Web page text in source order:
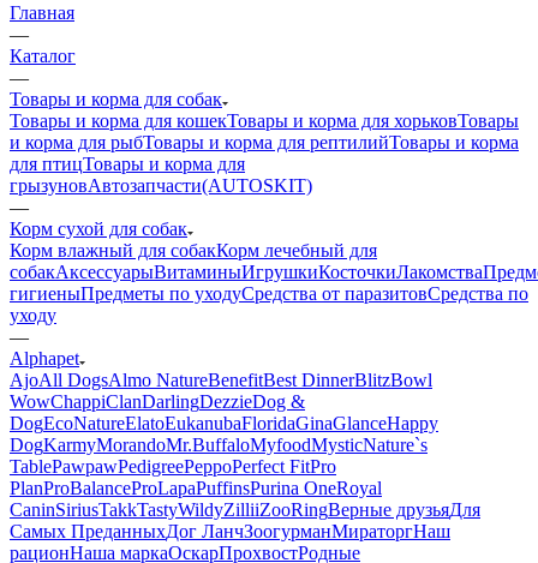
Главная
—
Каталог
—
Товары и корма для собак
Товары и корма для кошекТовары и корма для хорьковТовары
и корма для рыбТовары и корма для рептилийТовары и корма
для птицТовары и корма для
грызуновАвтозапчасти(AUTOSKIT)
—
Корм сухой для собак
Корм влажный для собакКорм лечебный для
собакАксессуарыВитаминыИгрушкиКосточкиЛакомства
гигиеныПредметы по уходуСредства от паразитовСредства по
уходу
—
Alphapet
AjoAll DogsAlmo NatureBenefitBest DinnerBlitzBowl
WowChappiClanDarlingDezzieDog &
DogEcoNatureElatoEukanubaFloridaGinaGlanceHappy
DogKarmyMorandoMr.BuffaloMyfoodMysticNature`s
TablePawpawPedigreePeppoPerfect FitPro
PlanProBalanceProLapaPuffinsPurina OneRoyal
CaninSiriusTakkTastyWildyZilliiZooRingВерные друзьяДля
Самых ПреданныхДог ЛанчЗоогурманМираторгНаш
рационНаша маркаОскарПрохвостРодные